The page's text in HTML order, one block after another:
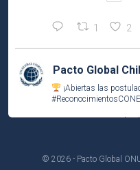
1 2
Pacto Global
¡Abiertas las
Postula tu caso
© 2026 - Pacto Global